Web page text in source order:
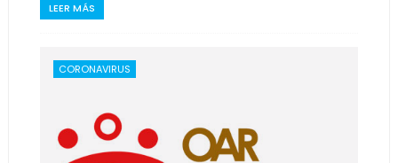
LEER MÁS
CORONAVIRUS